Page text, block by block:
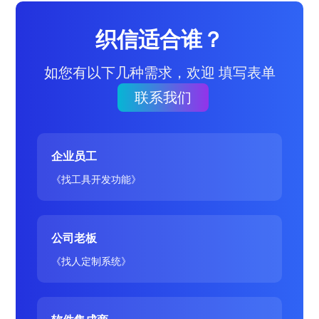
织信适合谁？
如您有以下几种需求，欢迎 填写表单
联系我们
企业员工
《找工具开发功能》
公司老板
《找人定制系统》